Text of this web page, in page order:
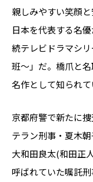
親しみやすい笑顔
日本を代表する名
続テレビドラマシ
班～」だ。橋爪と
名作として知られて
京都府警で新たに
テラン刑事・夏木
大和田良太(和田正
呼ばれていた嘱託